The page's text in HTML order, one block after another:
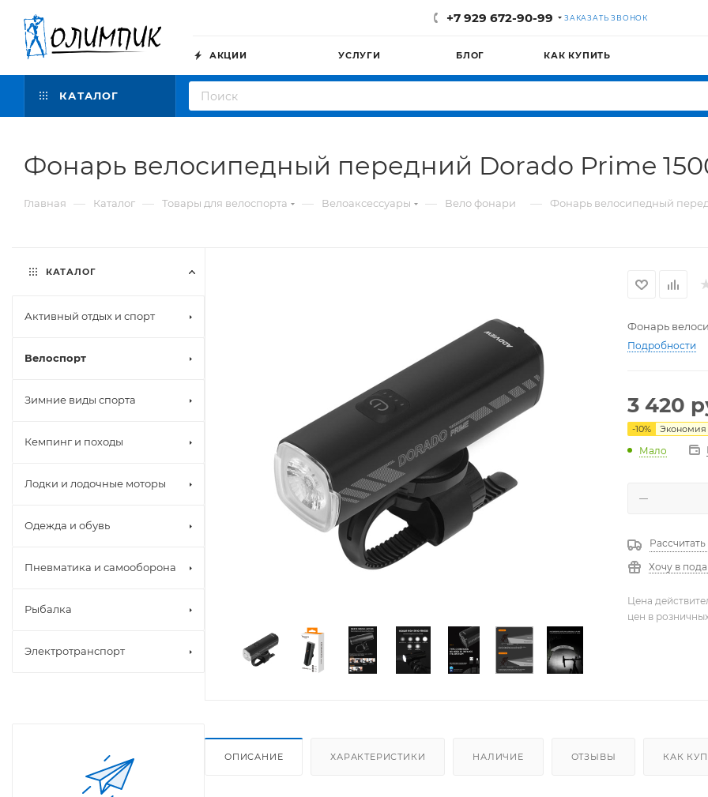
+7 929 672-90-99 ЗАКАЗАТЬ ЗВОНОК
АКЦИИ УСЛУГИ БЛОГ КАК КУПИТЬ
КАТАЛОГ
Фонарь велосипедный передний Dorado Prime
Главная — Каталог — Товары для велоспорта — Велоаксессуары — Вело фонари — Фонарь велосипедный
Фонарь
Подробности
3 420
-10% Экономия
Мало
Хочу в
Цена
цен в
ОПИСАНИЕ ХАРАКТЕРИСТИКИ НАЛИЧИЕ ОТЗЫВЫ КАК
КАТАЛОГ
Активный отдых и спорт
Велоспорт
Зимние виды спорта
Кемпинг и походы
Лодки и лодочные моторы
Одежда и обувь
Пневматика и самооборона
Рыбалка
Электротранспорт